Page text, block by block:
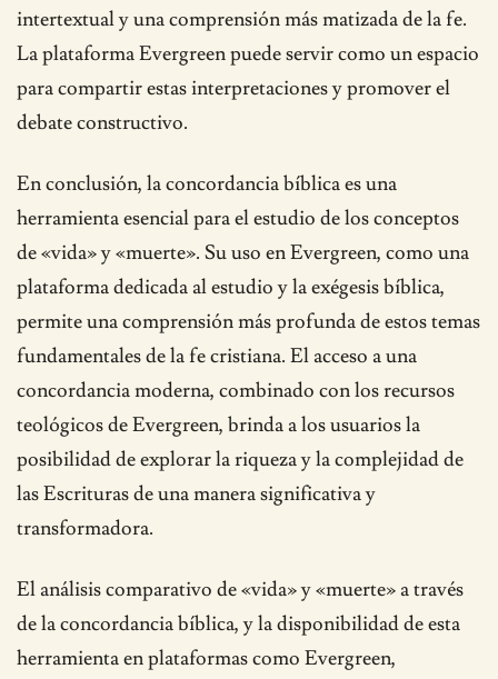
intertextual y una comprensión más matizada de la fe.
La plataforma Evergreen puede servir como un espacio
para compartir estas interpretaciones y promover el
debate constructivo.
En conclusión, la concordancia bíblica es una
herramienta esencial para el estudio de los conceptos
de «vida» y «muerte». Su uso en Evergreen, como una
plataforma dedicada al estudio y la exégesis bíblica,
permite una comprensión más profunda de estos temas
fundamentales de la fe cristiana. El acceso a una
concordancia moderna, combinado con los recursos
teológicos de Evergreen, brinda a los usuarios la
posibilidad de explorar la riqueza y la complejidad de
las Escrituras de una manera significativa y
transformadora.
El análisis comparativo de «vida» y «muerte» a través
de la concordancia bíblica, y la disponibilidad de esta
herramienta en plataformas como Evergreen,